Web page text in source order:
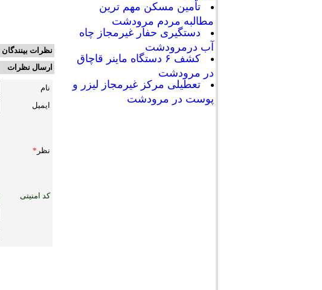
تأمین مسکن مهم ترین
مطالبه مردم مرودشت
دستگیری حفار غیرمجاز چاه
آب درمرودشت
کشف ۶ دستگاه ماینر قاچاق
در مرودشت
تعطیلی مرکز غیرمجاز لیزر و
پوست در مرودشت
نظرات بینندگان
ارسال نظرات
نام
ایمیل
نظر *
کد امنیتی